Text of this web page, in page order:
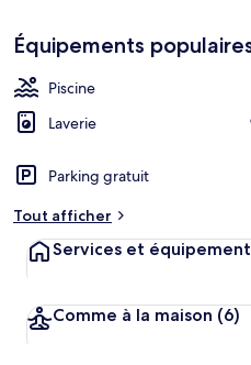
Équipements
Piscine
Laverie
Parking gratuit
Tout afficher
Services et
Comme à la maison (6)